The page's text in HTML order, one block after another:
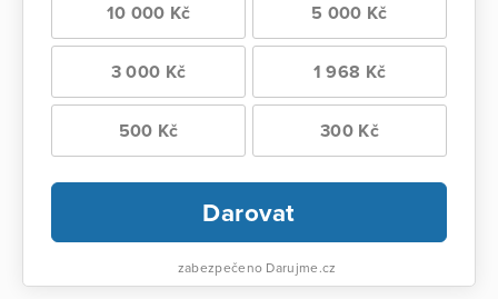
10 000 Kč 5 000 Kč
3 000 Kč 1 968 Kč
500 Kč 300 Kč
Darovat
zabezpečeno Darujme.cz